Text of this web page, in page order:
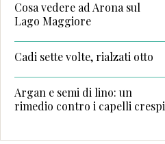
Cosa vedere ad Arona sul
Lago Maggiore
Cadi sette volte, rialzati otto
Argan e semi di lino: un
rimedio contro i capelli crespi